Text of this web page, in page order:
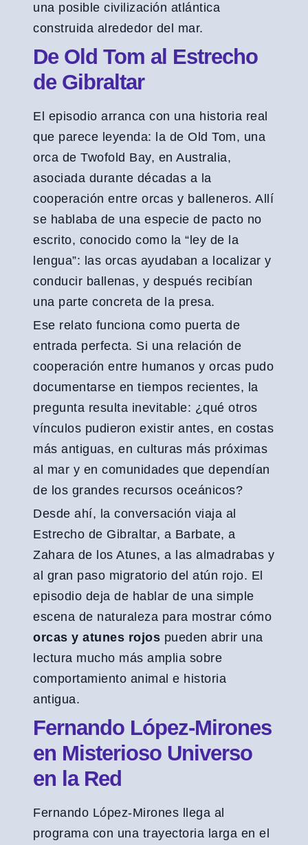
una posible civilización atlántica
construida alrededor del mar.
De Old Tom al Estrecho
de Gibraltar
El episodio arranca con una historia real
que parece leyenda: la de Old Tom, una
orca de Twofold Bay, en Australia,
asociada durante décadas a la
cooperación entre orcas y balleneros. Allí
se hablaba de una especie de pacto no
escrito, conocido como la “ley de la
lengua”: las orcas ayudaban a localizar y
conducir ballenas, y después recibían
una parte concreta de la presa.
Ese relato funciona como puerta de
entrada perfecta. Si una relación de
cooperación entre humanos y orcas pudo
documentarse en tiempos recientes, la
pregunta resulta inevitable: ¿qué otros
vínculos pudieron existir antes, en costas
más antiguas, en culturas más próximas
al mar y en comunidades que dependían
de los grandes recursos oceánicos?
Desde ahí, la conversación viaja al
Estrecho de Gibraltar, a Barbate, a
Zahara de los Atunes, a las almadrabas y
al gran paso migratorio del atún rojo. El
episodio deja de hablar de una simple
escena de naturaleza para mostrar cómo
orcas y atunes rojos pueden abrir una
lectura mucho más amplia sobre
comportamiento animal e historia
antigua.
Fernando López-Mirones
en Misterioso Universo
en la Red
Fernando López-Mirones llega al
programa con una trayectoria larga en el